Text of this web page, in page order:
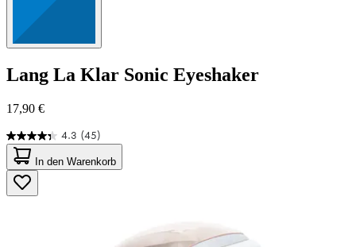
Lang La Klar Sonic Eyeshaker
17,90 €
4.3 (45)
4.3
von
5
Sternen.
45
In den Warenkorb